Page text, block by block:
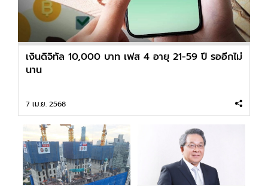
เงินดิจิทัล 10,000 บาท เฟส 4 อายุ 21-59 ปี รออีกไม่
นาน
7 เม.ย. 2568